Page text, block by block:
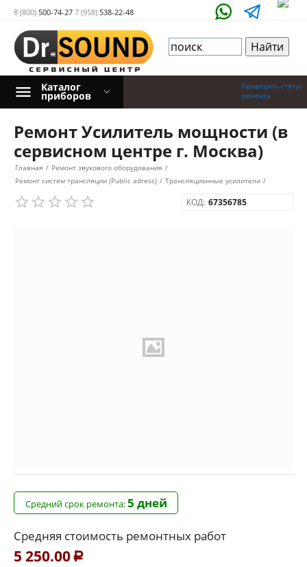
8 (800) 500-74-27 7 (958) 538-22-48
Проверить статус
ремонта
Каталог
приборов
Ремонт Усилитель мощности (в
сервисном центре г. Москва)
Главная / Ремонт звукового оборудования /
Ремонт систем трансляции (Public adress) / Трансляционные усилители /
КОД: 67356785
Средний срок ремонта:5 дней
Средняя стоимость ремонтных работ
5 250.00 Р